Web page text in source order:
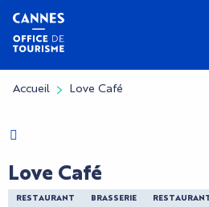
Aller
contenu
principal
Accueil Love Café
Love Café
RESTAURANT BRASSERIE
Charte Bienvenue à Cannes